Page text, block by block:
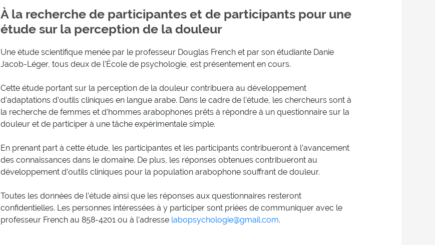
À la recherche de participantes et de participants pour une
étude sur la perception de la douleur
Une étude scientifique menée par le professeur Douglas French et par son étudiante Danie
Jacob-Léger, tous deux de l’École de psychologie, est présentement en cours.
Cette étude portant sur la perception de la douleur contribuera au développement
d’adaptations d’outils cliniques en langue arabe. Dans le cadre de l’étude, les chercheurs sont à
la recherche de femmes et d’hommes arabophones prêts à répondre à un questionnaire sur la
douleur et de participer à une tâche expérimentale simple.
En prenant part à cette étude, les participantes et les participants contribueront à l’avancement
des connaissances dans le domaine. De plus, les réponses obtenues contribueront au
développement d’outils cliniques pour la population arabophone souffrant de douleur.
Toutes les données de l’étude ainsi que les réponses aux questionnaires resteront
confidentielles. Les personnes intéressées à y participer sont priées de communiquer avec le
professeur French au 858-4201 ou à l’adresse labopsychologie@gmail.com.